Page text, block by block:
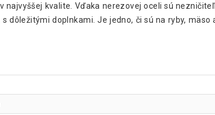
najvyššej kvalite. Vďaka nerezovej oceli sú
dôležitými doplnkami. Je jedno, či sú na ryby,